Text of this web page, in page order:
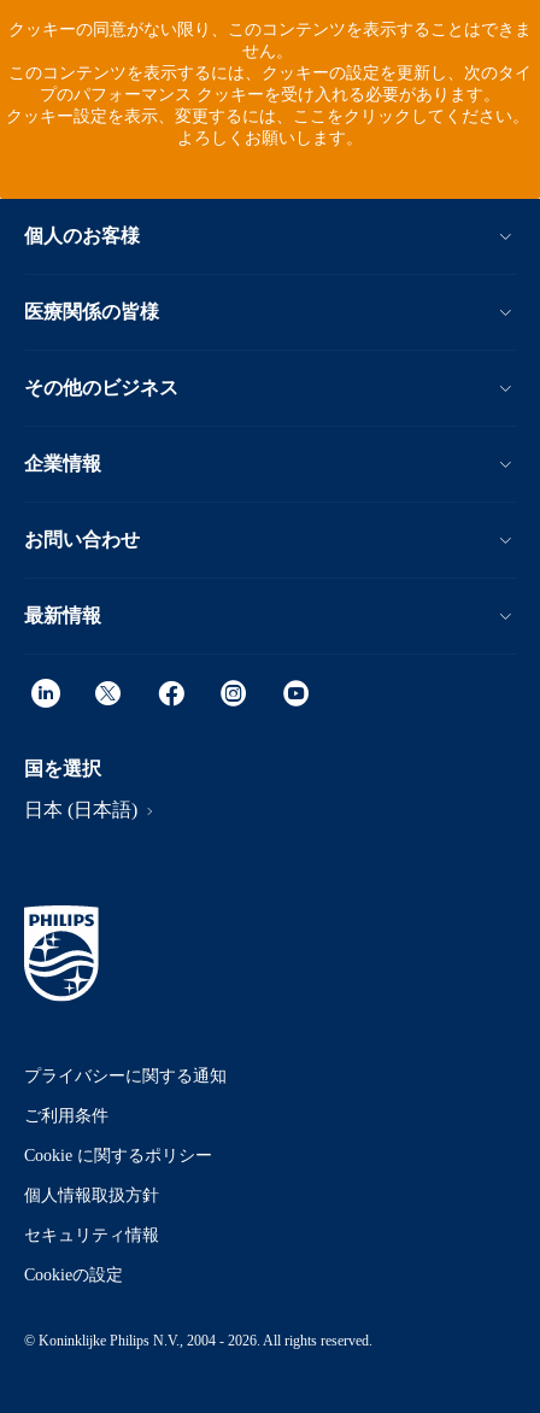
クッキーの同意がない限り、このコンテンツを表示することはできま
せん。
このコンテンツを表示するには、クッキーの設定を更新し、次のタイ
プのパフォーマンス クッキーを受け入れる必要があります。
クッキー設定を表示、変更するには、ここをクリックしてください。
よろしくお願いします。
個人のお客様
医療関係の皆様
その他のビジネス
企業情報
お問い合わせ
最新情報
国を選択
日本 (日本語)
プライバシーに関する通知
ご利用条件
Cookie に関するポリシー
個人情報取扱方針
セキュリティ情報
Cookieの設定
© Koninklijke Philips N.V., 2004 - 2026. All rights reserved.